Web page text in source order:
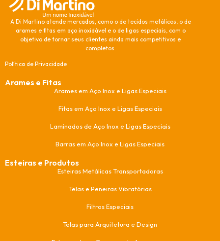
A Di Martino atende mercados, como o de tecidos metálicos, o de
arames e fitas em aço inoxidável e o de ligas especiais, com o
objetivo de tornar seus clientes ainda mais competitivos e
completos.
Política de Privacidade
Arames e Fitas
Arames em Aço Inox e Ligas Especiais
Fitas em Aço Inox e Ligas Especiais
Laminados de Aço Inox e Ligas Especiais
Barras em Aço Inox e Ligas Especiais
Esteiras e Produtos
Esteiras Metálicas Transportadoras
Telas e Peneiras Vibratórias
Filtros Especiais
Telas para Arquitetura e Design